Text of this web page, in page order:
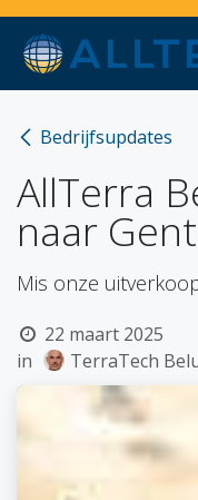
Overslaan naar
Bedrijfsupdates
AllTerra
naar Gent
Mis onze
22 maart 2025
in
TerraTech